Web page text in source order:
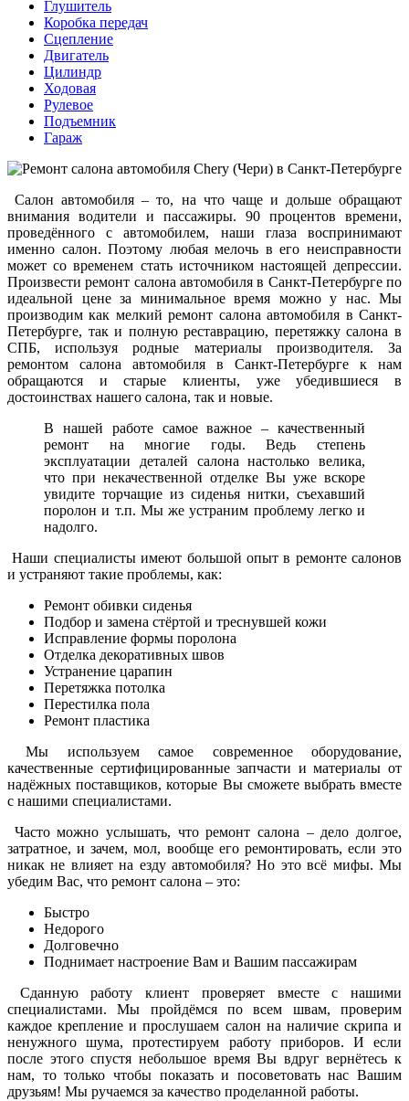
Глушитель
Коробка передач
Сцепление
Двигатель
Цилиндр
Ходовая
Рулевое
Подъемник
Гараж
Салон автомобиля – то, на что чаще и дольше обращают
внимания водители и пассажиры. 90 процентов времени,
проведённого с автомобилем, наши глаза воспринимают
именно салон. Поэтому любая мелочь в его неисправности
может со временем стать источником настоящей депрессии.
Произвести ремонт салона автомобиля в Санкт-Петербурге по
идеальной цене за минимальное время можно у нас. Мы
производим как мелкий ремонт салона автомобиля в Санкт-
Петербурге, так и полную реставрацию, перетяжку салона в
СПБ, используя родные материалы производителя. За
ремонтом салона автомобиля в Санкт-Петербурге к нам
обращаются и старые клиенты, уже убедившиеся в
достоинствах нашего салона, так и новые.
В нашей работе самое важное – качественный
ремонт на многие годы. Ведь степень
эксплуатации деталей салона настолько велика,
что при некачественной отделке Вы уже вскоре
увидите торчащие из сиденья нитки, съехавший
поролон и т.п. Мы же устраним проблему легко и
надолго.
Наши специалисты имеют большой опыт в ремонте салонов
и устраняют такие проблемы, как:
Ремонт обивки сиденья
Подбор и замена стёртой и треснувшей кожи
Исправление формы поролона
Отделка декоративных швов
Устранение царапин
Перетяжка потолка
Перестилка пола
Ремонт пластика
Мы используем самое современное оборудование,
качественные сертифицированные запчасти и материалы от
надёжных поставщиков, которые Вы сможете выбрать вместе
с нашими специалистами.
Часто можно услышать, что ремонт салона – дело долгое,
затратное, и зачем, мол, вообще его ремонтировать, если это
никак не влияет на езду автомобиля? Но это всё мифы. Мы
убедим Вас, что ремонт салона – это:
Быстро
Недорого
Долговечно
Поднимает настроение Вам и Вашим пассажирам
Сданную работу клиент проверяет вместе с нашими
специалистами. Мы пройдёмся по всем швам, проверим
каждое крепление и прослушаем салон на наличие скрипа и
ненужного шума, протестируем работу приборов. И если
после этого спустя небольшое время Вы вдруг вернётесь к
нам, то только чтобы показать и посоветовать нас Вашим
друзьям! Мы ручаемся за качество проделанной работы.